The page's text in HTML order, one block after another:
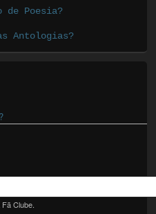
Poesia?
Antologias?
tab)
Clube.